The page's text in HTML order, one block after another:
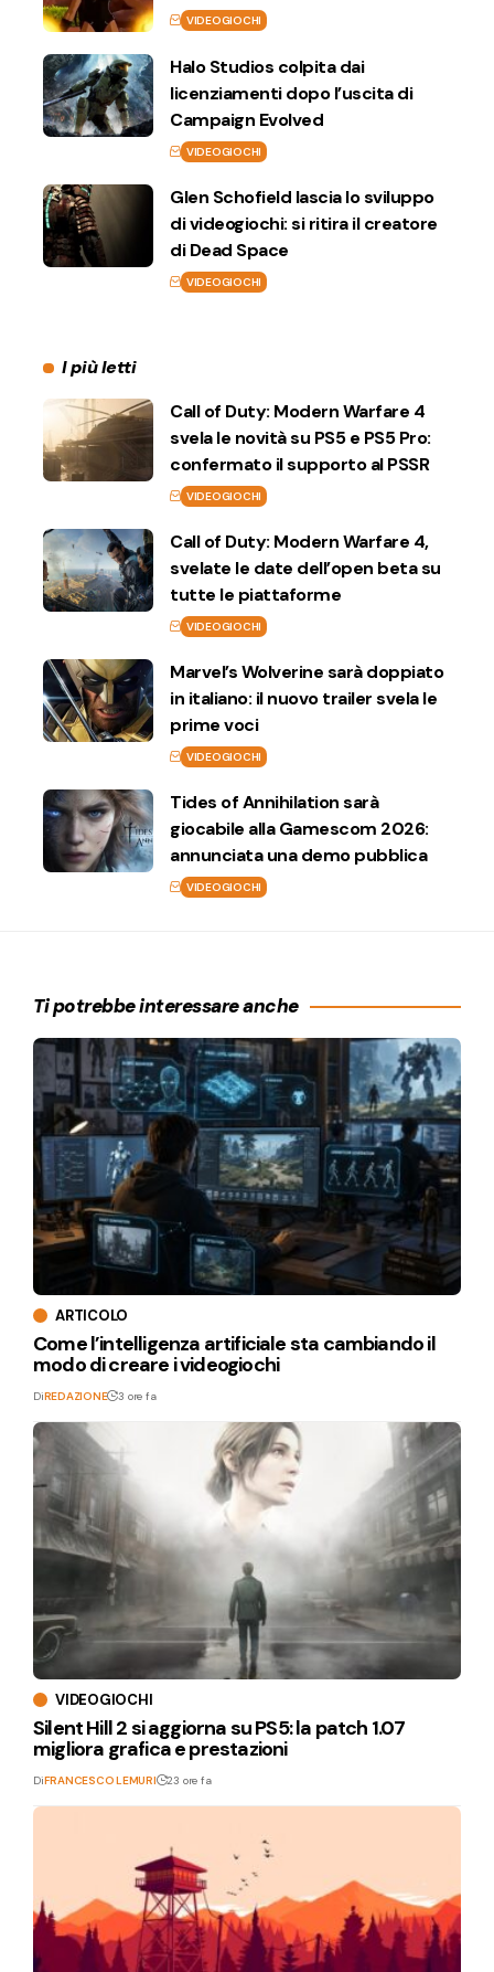
VIDEOGIOCHI
Halo Studios colpita dai
licenziamenti dopo l’uscita di
Campaign Evolved
VIDEOGIOCHI
Glen Schofield lascia lo sviluppo
di videogiochi: si ritira il creatore
di Dead Space
VIDEOGIOCHI
I più letti
Call of Duty: Modern Warfare 4
svela le novità su PS5 e PS5 Pro:
confermato il supporto al PSSR
VIDEOGIOCHI
Call of Duty: Modern Warfare 4,
svelate le date dell’open beta su
tutte le piattaforme
VIDEOGIOCHI
Marvel’s Wolverine sarà doppiato
in italiano: il nuovo trailer svela le
prime voci
VIDEOGIOCHI
Tides of Annihilation sarà
giocabile alla Gamescom 2026:
annunciata una demo pubblica
VIDEOGIOCHI
Ti potrebbe interessare anche
ARTICOLO
Come l’intelligenza artificiale sta cambiando il
modo di creare i videogiochi
DiREDAZIONE 3 ore fa
VIDEOGIOCHI
Silent Hill 2 si aggiorna su PS5: la patch 1.07
migliora grafica e prestazioni
DiFRANCESCO LEMURI 23 ore fa